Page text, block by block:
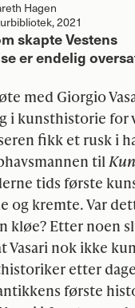
Hagen
2021
skapte Vestens
er endelig
med Giorgio
i kunsthistorie for
fikk et rusk i
til
tids første
og kremte. Var
kløe? Etter noen
Vasari nok ikke
etter
første